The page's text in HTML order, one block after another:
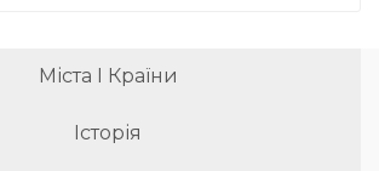
Міста І Країни
Історія